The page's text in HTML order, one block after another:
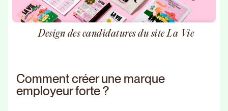
Design des candidatures du site La Vie
Comment créer une marque
employeur forte ?